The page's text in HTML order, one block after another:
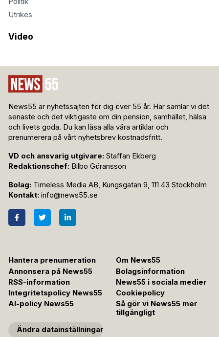
Utrikes
Video
News55 är nyhetssajten för dig över 55 år. Här samlar vi det
senaste och det viktigaste om din pension, samhället, hälsa
och livets goda. Du kan läsa alla våra artiklar och
prenumerera på vårt nyhetsbrev kostnadsfritt.
VD och ansvarig utgivare: Staffan Ekberg
Redaktionschef: Bilbo Göransson
Bolag: Timeless Media AB, Kungsgatan 9, 111 43 Stockholm
Kontakt: info@news55.se
Hantera prenumeration
Om News55
Annonsera på News55
Bolagsinformation
RSS-information
News55 i sociala medier
Integritetspolicy News55
Cookiepolicy
AI-policy News55
Så gör vi News55 mer
tillgängligt
Ändra datainställningar